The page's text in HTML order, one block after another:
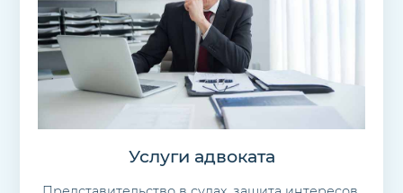
Услуги адвоката